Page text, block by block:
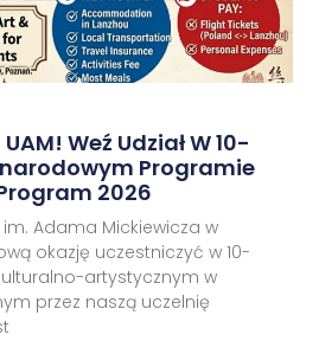
Weź Udział W 10-
Programie
2026
Adama Mickiewicza w
okazję uczestniczyć w 10-
artystycznym w
przez naszą uczelnię